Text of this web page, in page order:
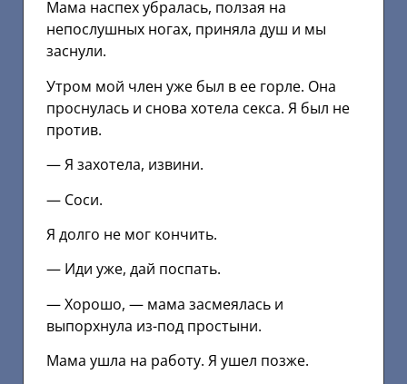
Мама наспех убралась, ползая на
непослушных ногах, приняла душ и мы
заснули.
Утром мой член уже был в ее горле. Она
проснулась и снова хотела секса. Я был не
против.
— Я захотела, извини.
— Соси.
Я долго не мог кончить.
— Иди уже, дай поспать.
— Хорошо, — мама засмеялась и
выпорхнула из-под простыни.
Мама ушла на работу. Я ушел позже.